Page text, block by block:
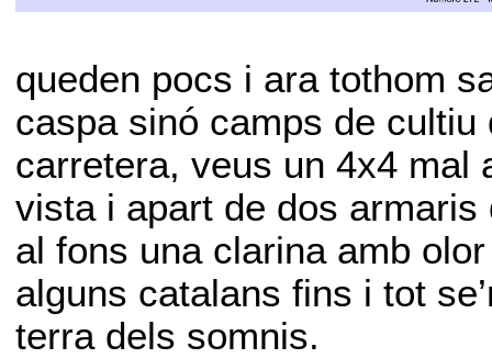
queden pocs i ara tothom
caspa sinó camps de
carretera, veus un 4x4 mal
vista i apart de dos
al fons una clarina amb
alguns catalans fins i tot
terra dels somnis.